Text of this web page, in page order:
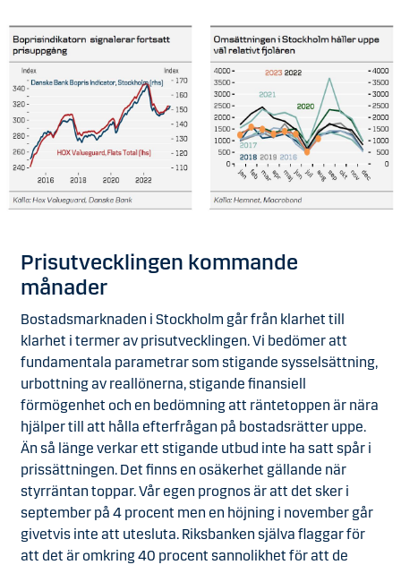
Prisutvecklingen kommande
månader
Bostadsmarknaden i Stockholm går från klarhet till
klarhet i termer av prisutvecklingen. Vi bedömer att
fundamentala parametrar som stigande sysselsättning,
urbottning av reallönerna, stigande finansiell
förmögenhet och en bedömning att räntetoppen är nära
hjälper till att hålla efterfrågan på bostadsrätter uppe.
Än så länge verkar ett stigande utbud inte ha satt spår i
prissättningen. Det finns en osäkerhet gällande när
styrräntan toppar. Vår egen prognos är att det sker i
september på 4 procent men en höjning i november går
givetvis inte att utesluta. Riksbanken själva flaggar för
att det är omkring 40 procent sannolikhet för att de